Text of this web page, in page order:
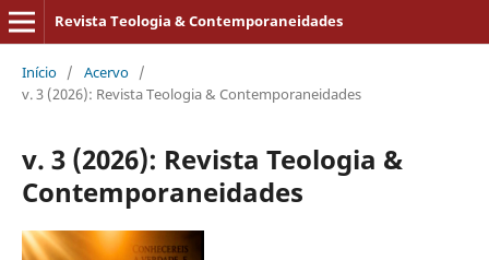
Revista Teologia & Contemporaneidades
Início / Acervo /
v. 3 (2026): Revista Teologia & Contemporaneidades
v. 3 (2026): Revista Teologia &
Contemporaneidades